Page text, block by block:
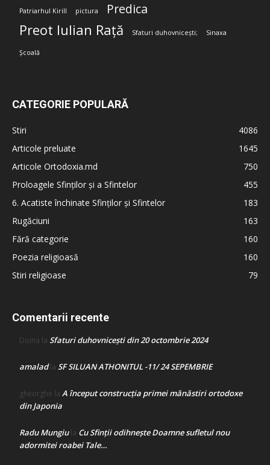
Patriarhul Kirill pictura Predica
Preot Iulian Rață Sfaturi duhovnicești; Sinaxa
Școală
CATEGORIE POPULARĂ
Stiri
4086
Articole preluate
1645
Articole Ortodoxia.md
750
Proloagele Sfinților și a Sfintelor
455
6. Acatiste închinate Sfinților și Sfintelor
183
Rugăciuni
163
Fără categorie
160
Poezia religioasă
160
Stiri religioase
79
Comentarii recente
Doina la Sfaturi duhovnicești din 20 octombrie 2024
amaladla SF SILUAN ATHONITUL -11/ 24 SEPEMBRIE
gheorghe la A început construcţia primei mănăstiri ortodoxe
din Japonia
Radu Mungiula Cu Sfinții odihnește Doamne sufletul nou
adormitei roabei Tale…